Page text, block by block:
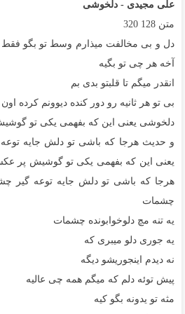
علی مجیدی - دلخوشی
متن 128
320
دل و بی مخالفت میذارم وسط تو بگو
آخه هر چی تو بگیه
انقدر میگم تا قلبتو بدی بم
بی تو هر ثانیه رو دور کنده دیوونم کرده
دلخوشی یعنی این که بفهمی یکی تو
و حدیث هرجا که باشی تو دلش جایه
یعنی این که بفهمی یکی تو گوشیش پر
هرجا که باشی تو دلش جایه توعه گیر
چشمات
یه تنه مچ دلوخوابونده چشمات
یه جوری دلو میبری که
نه دیدم اینجوریشو دیگه
پیش توئه دلم که میگم همه چی عالیه
مثه تو یدونه بگو کیه